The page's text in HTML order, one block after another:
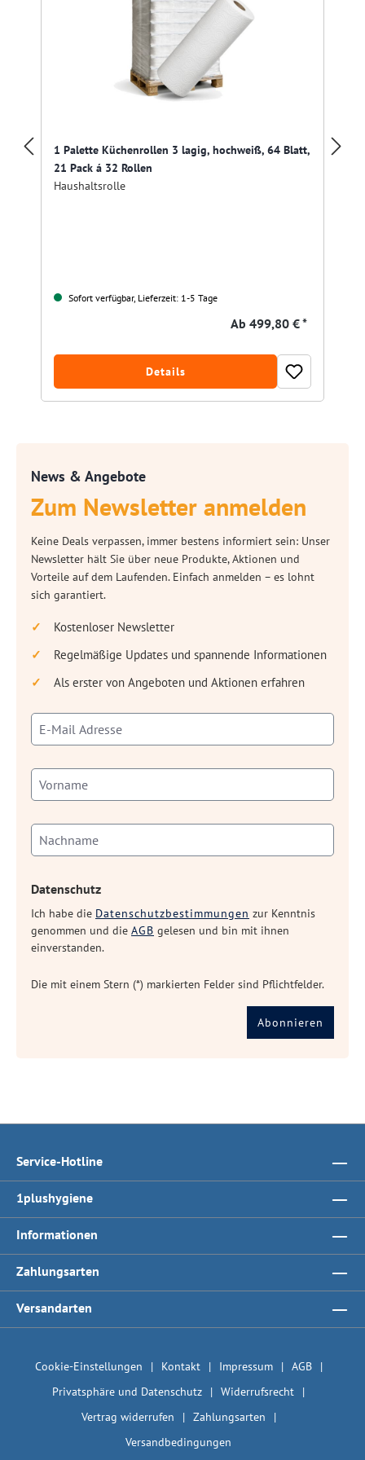
1 Palette Küchenrollen 3 lagig, hochweiß, 64 Blatt,
21 Pack á 32 Rollen
Haushaltsrolle
Sofort verfügbar, Lieferzeit: 1-5 Tage
Ab 499,80 € *
Details
News & Angebote
Zum Newsletter anmelden
Keine Deals verpassen, immer bestens informiert sein: Unser
Newsletter hält Sie über neue Produkte, Aktionen und
Vorteile auf dem Laufenden. Einfach anmelden – es lohnt
sich garantiert.
Kostenloser Newsletter
Regelmäßige Updates und spannende Informationen
Als erster von Angeboten und Aktionen erfahren
Datenschutz
Ich habe die Datenschutzbestimmungen zur Kenntnis
genommen und die AGB gelesen und bin mit ihnen
einverstanden.
Die mit einem Stern (*) markierten Felder sind Pflichtfelder.
Abonnieren
Service-Hotline
1plushygiene
Informationen
Zahlungsarten
Versandarten
Cookie-Einstellungen Kontakt Impressum
AGB
Privatsphäre und Datenschutz
Widerrufsrecht
Vertrag widerrufen
Zahlungsarten
Versandbedingungen